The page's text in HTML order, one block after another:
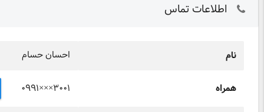
اطلاعات تماس
نام احسان حسام
همراه ۰۹۹۱×××۳۰۰۱